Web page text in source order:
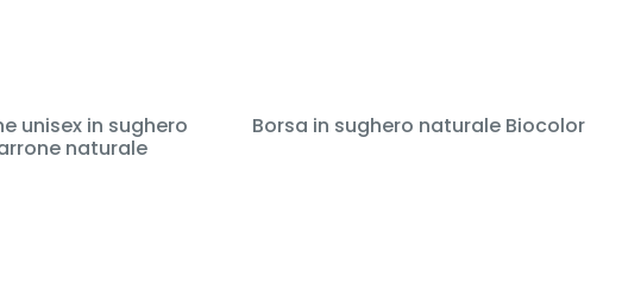
unisex in sughero
naturale
Borsa in sughero naturale Biocolor